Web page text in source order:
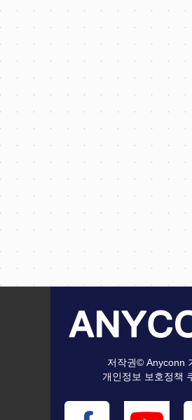
저작권© Anyconn
개인정보 보호정책